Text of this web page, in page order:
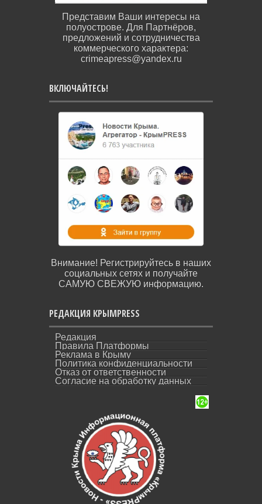
Представим Ваши интересы на
полуострове. Для Партнёров,
предложений и сотрудничества
коммерческого характера:
crimeapress@yandex.ru
ВКЛЮЧАЙТЕСЬ!
Внимание! Регистрируйтесь в наших
социальных сетях и получайте
САМУЮ СВЕЖУЮ информацию.
РЕДАКЦИЯ КРЫМPRESS
Редакция
Правила Платформы
Реклама в Крыму
Политика конфиденциальности
Отказ от ответственности
Согласие на обработку данных